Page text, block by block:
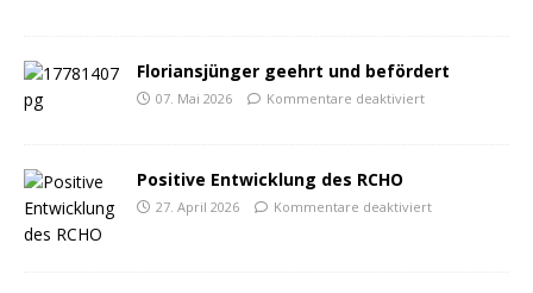
Floriansjünger geehrt und befördert
07. Mai 2026 Kommentare deaktiviert
Positive Entwicklung des RCHO
27. April 2026 Kommentare deaktiviert